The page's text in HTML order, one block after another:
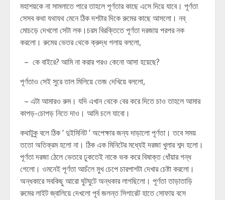
মহাশয়কে না সামলাতে পারে তাহলে পূর্ণতার কাছে এসে দিয়ে যাবে। পূর্ণতা
সেসব কথা যথাযথ মেনে ঠিক দশটার দিকে রুমের কাছে আসলো। নব্
মোচড়ে দেখলো সেটা লক।চরম বিরক্তিতে পূর্ণতা দরজায় পরপর নক
করলো। রুমের ভেতর থেকে ক্রুদ্ধ গলায় বললো,
– কে বাইরে? আমি না করার পরও কেনো আসা হয়েছে?
পূর্ণতাও সেই সুরে তাল মিলিয়ে তেজ দেখিয়ে বললো,
– এটা আমারও রুম। যদি এখান থেকে বের করে দিতে চাও তাহলে আমার
কাপড়-চোপড় নিতে দাও। আমি চলে যাবো।
কথাটুকু বলে ঠিক ‘ দুইমিনিট ‘ অপেক্ষার জন্য দাড়ালো পূর্ণতা। তবে সময়
ততো অতিক্রম হলো না। ঠিক এক মিনিটের মধ্যেই দরজা খুলার শব্দ হলো।
পূর্ণতা দরজা ঠেলে ভেতরে ঢুকতেই নাকে ভক করে বিষাক্ত ধোঁয়ার গন্ধ
গেলো। ওমনেই পূর্ণতা আচঁলে মুখ চেপে চারপাশটা দেখার চেষ্টা করলো।
অন্ধকারে সবকিছু আরো ঘুটঘুটে অন্ধকার লাগছিলো। পূর্ণতা তাড়াতাড়ি
রুমের লাইট জ্বালিয়ে দেখলো পূর্ব জলন্ত সিগারেট হাতে সোফায় বসে